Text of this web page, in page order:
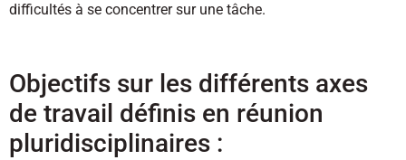
difficultés à se concentrer sur une tâche.
Objectifs sur les différents axes
de travail définis en réunion
pluridisciplinaires :